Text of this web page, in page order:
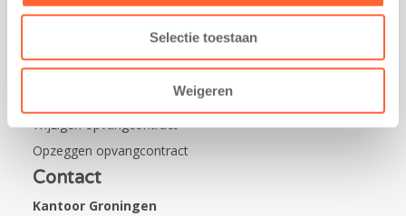
Selectie toestaan
Weigeren
Werken bij Kids First
Wijzigen opvangcontract
Opzeggen opvangcontract
Contact
Kantoor Groningen